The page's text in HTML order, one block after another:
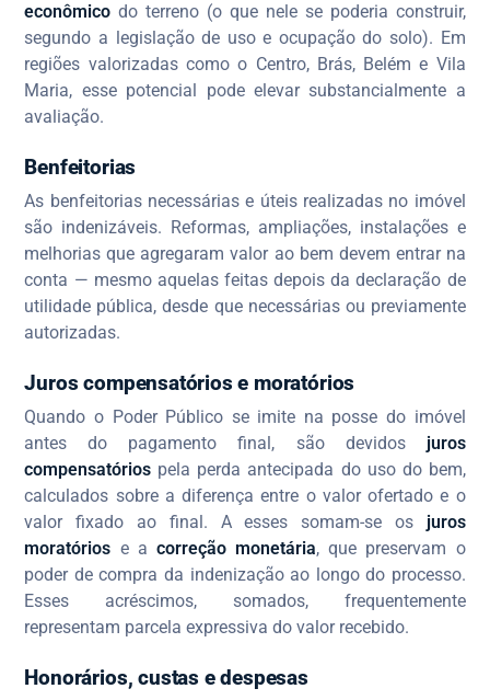
econômico do terreno (o que nele se poderia construir,
segundo a legislação de uso e ocupação do solo). Em
regiões valorizadas como o Centro, Brás, Belém e Vila
Maria, esse potencial pode elevar substancialmente a
avaliação.
Benfeitorias
As benfeitorias necessárias e úteis realizadas no imóvel
são indenizáveis. Reformas, ampliações, instalações e
melhorias que agregaram valor ao bem devem entrar na
conta — mesmo aquelas feitas depois da declaração de
utilidade pública, desde que necessárias ou previamente
autorizadas.
Juros compensatórios e moratórios
Quando o Poder Público se imite na posse do imóvel
antes do pagamento final, são devidos juros
compensatórios pela perda antecipada do uso do bem,
calculados sobre a diferença entre o valor ofertado e o
valor fixado ao final. A esses somam-se os juros
moratórios e a correção monetária, que preservam o
poder de compra da indenização ao longo do processo.
Esses acréscimos, somados, frequentemente
representam parcela expressiva do valor recebido.
Honorários, custas e despesas